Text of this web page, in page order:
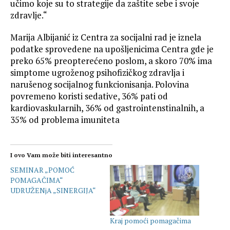
učimo koje su to strategije da zaštite sebe i svoje
zdravlje.“
Marija Albijanić iz Centra za socijalni rad je iznela
podatke sprovedene na upošljenicima Centra gde je
preko 65% preopterećeno poslom, a skoro 70% ima
simptome ugroženog psihofizičkog zdravlja i
narušenog socijalnog funkcionisanja. Polovina
povremeno koristi sedative, 36% pati od
kardiovaskularnih, 36% od gastrointenstinalnih, a
35% od problema imuniteta
I ovo Vam može biti interesantno
SEMINAR „POMOĆ
POMAGAČIMA“
UDRUŽENjA „SINERGIJA“
Kraj pomoći pomagačima